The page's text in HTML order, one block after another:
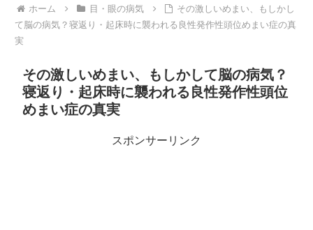
ホーム 目・眼の病気
その激しいめまい、もしかし
て脳の病気？寝返り・起床時に襲われる良性発作性頭位めまい症の真
実
その激しいめまい、もしかして脳の病気？
寝返り・起床時に襲われる良性発作性頭位
めまい症の真実
スポンサーリンク